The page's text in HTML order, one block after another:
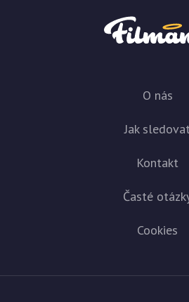
O nás
Jak
Kontakt
Časté
Cookies